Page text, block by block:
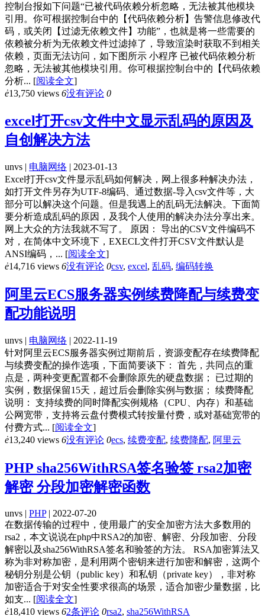
控制台报如下问题“已被代码依赖分析忽略，无法被其他模块
引用。你可根据控制台中的【代码依赖分析】告警信息修改代
码，或关闭【过滤无依赖文件】功能”，也就是将一些需要的
依赖被分析为无依赖文件过滤掉了，导致渲染时获取不到相关
依赖，页面无法访问，如下图所示 小程序 已被代码依赖分析
忽略，无法被其他模块引用。你可根据控制台中的【代码依赖
分析... [阅读全文]
ė13,750 views 6没有评论 0
excel打开csv文件中文显示乱码的原因及
自创解决方法
unvs | 电脑网络 | 2023-01-13
Excel打开csv文件显示乱码如何解决，网上很多种解决办法，
如打开文件另存为UTF-8编码、通过数据-导入csv文件等，大
部分可以解决这个问题。但是我遇上的乱码无法解决。下面简
要分析造成乱码的原因，及我个人使用的解决办法分享出来。
网上大众的方法我就不写了。 原因： 导出的CSV文件编码不
对，在简体中文环境下，EXECL文件打开CSV文件默认是
ANSI编码，... [阅读全文]
ė14,716 views 6没有评论 0csv, excel, 乱码, 编码转换
阿里云ECS服务器实例续费降配与续费变
配功能说明
unvs | 电脑网络 | 2022-11-19
针对阿里云ECS服务器实例过期前后，资源变配存在续费降配
与续费变配的操作选项，下面简要谈下： 首先，共同点的重
点是，两种变更配置都不会删除原先的硬盘数据； 已过期的
实例，数据保留15天，超过后会删除实例与数据； 续费降配
说明： 支持续费的同时降配实例规格（CPU、内存）和基础
公网宽带，支持将云盘付费模式转按量付费，或对基础宽带的
付费方式... [阅读全文]
ė13,240 views 6没有评论 0ecs, 续费变配, 续费降配, 阿里云
PHP sha256WithRSA签名验签 rsa2加密
解密 分段加密解密函数
unvs | PHP| 2022-07-20
在数据传输的过程中，使用最广的安全加密方法大多数用的
rsa2，本文说说在php中RSA2的加密、解密、分段加密、分段
解密以及sha256WithRSA签名和验签的方法。 RSA加密算法又
称为非对称加密，是利用两个密钥来进行加密和解密，这两个
秘钥分别是公钥（public key）和私钥（private key），非对称
加密适合于对安全性要求很高的场景，适合加密少量数据，比
如支... [阅读全文]
ė18,410 views 62条评论 0rsa2, sha256WithRSA